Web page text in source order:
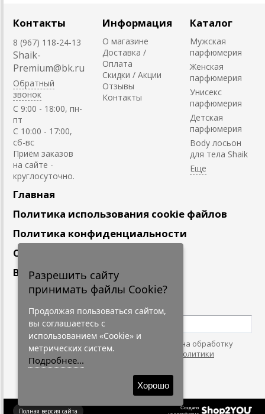
Контакты
8 (967) 118-24-13
Shaik-
Premium@bk.ru
Обратный
звонок
C 9:00 - 18:00, пн-
пт
С 10:00 - 17:00,
сб-вс
Приём заказов
на сайте -
круглосуточно.
Информация
О магазине
Доставка /
Оплата
Скидки / Акции
Отзывы
Контакты
Каталог
Мужская
парфюмерия
Женская
парфюмерия
Унисекс
парфюмерия
Детская
парфюмерия
Body лосьон
для тела Shaik
Главная
Политика использования cookie файлов
Политика конфиденциальности
Сотрудничество
Вакансии
Подпишитесь
Нажимая на кнопку, я даю согласие на обработку
персональных данных. С условиями
"Политики
Конфидециальности"
Создано
Полная версия сайта
Разрешить сайту
принимать файлы Cookie?
Продолжая пользоваться сайтом,
вы соглашаетесь с
использованием «Cookie» и
метрических систем.
Подробнее...
Хорошо